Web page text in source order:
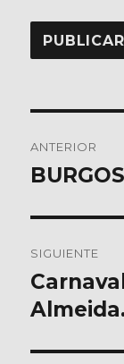
de
ANTERIOR
Entrada
SIGUIENTE
Entrada
siguiente:
Almeida.